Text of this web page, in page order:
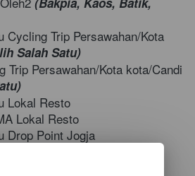
Cycling Trip Persawahan/Kota
Salah Satu)
Trip Persawahan/Kota kota/Candi
Lokal Resto
Lokal Resto
Drop Point Jogja
Jogja